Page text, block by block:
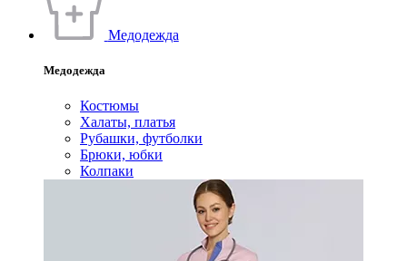
Медодежда
Медодежда
Костюмы
Халаты, платья
Рубашки, футболки
Брюки, юбки
Колпаки